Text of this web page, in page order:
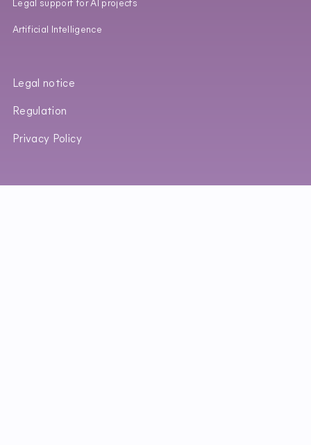
Legal support for AI projects
Artificial Intelligence
Legal notice
Regulation
Privacy Policy